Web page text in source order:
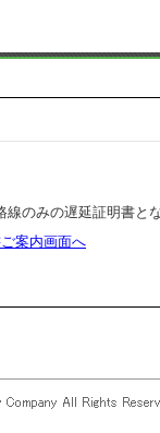
線のみの遅延証明書と
案内画面へ